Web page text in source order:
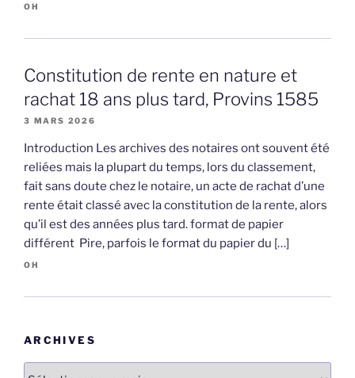
OH
Constitution de rente en nature et
rachat 18 ans plus tard, Provins 1585
3 MARS 2026
Introduction Les archives des notaires ont souvent été
reliées mais la plupart du temps, lors du classement,
fait sans doute chez le notaire, un acte de rachat d’une
rente était classé avec la constitution de la rente, alors
qu’il est des années plus tard. format de papier
différent Pire, parfois le format du papier du […]
OH
ARCHIVES